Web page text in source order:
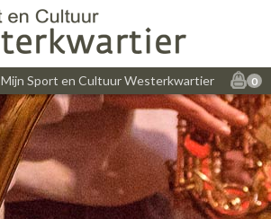
Mijn Sport en Cultuur Westerkwartier 0